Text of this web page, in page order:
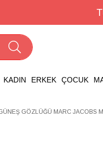
KADIN ERKEK ÇOCUK
GÖZLÜĞÜ MARC JACOBS